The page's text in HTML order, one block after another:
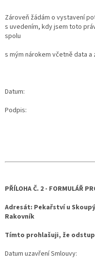
Zároveň žádám o vystavení
s uvedením, kdy jsem toto
spolu
s mým nárokem včetně data
Datum:
Podpis:
PŘÍLOHA Č. 2 - FORMULÁŘ
Adresát: Pekařství u
Rakovník
Tímto prohlašuji, že
Datum uzavření Smlouvy: